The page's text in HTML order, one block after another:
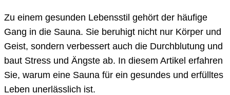
Zu einem gesunden Lebensstil gehört der häufige
Gang in die Sauna. Sie beruhigt nicht nur Körper und
Geist, sondern verbessert auch die Durchblutung und
baut Stress und Ängste ab. In diesem Artikel erfahren
Sie, warum eine Sauna für ein gesundes und erfülltes
Leben unerlässlich ist.